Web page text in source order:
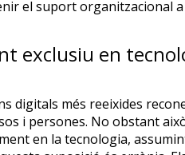
el suport organitzacional
exclusiu en
digitals més reeixides
i persones. No obstant
en la tecnologia,